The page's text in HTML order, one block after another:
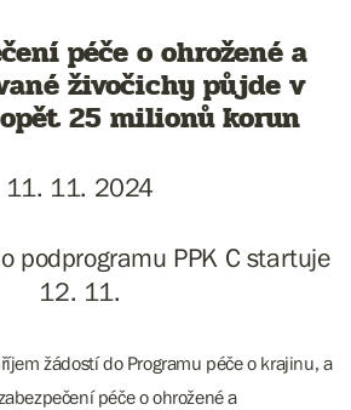
péče o ohrožené a
živočichy půjde v
25 milionů korun
11. 11. 2024
podprogramu PPK C startuje
12. 11.
žádostí do Programu péče o krajinu, a
péče o ohrožené a